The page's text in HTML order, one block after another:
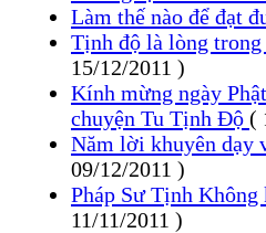
Làm thế nào để đạt
Tịnh độ là lòng
15/12/2011 )
Kính mừng ngày
chuyện Tu Tịnh Độ (
Năm lời khuyên dạy
09/12/2011 )
Pháp Sư Tịnh
11/11/2011 )